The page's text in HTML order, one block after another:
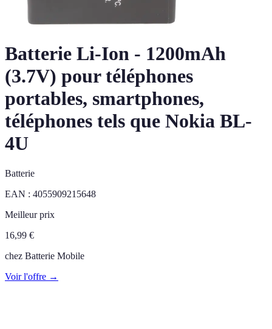
Batterie Li-Ion - 1200mAh
(3.7V) pour téléphones
portables, smartphones,
téléphones tels que Nokia BL-
4U
Batterie
EAN : 4055909215648
Meilleur prix
16,99 €
chez Batterie Mobile
Voir l'offre →